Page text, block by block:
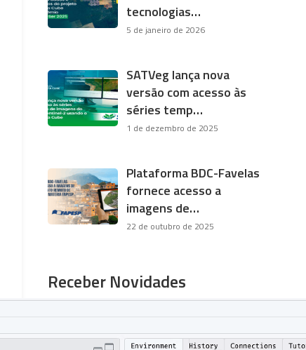
tecnologias…
5 de janeiro de 2026
SATVeg lança nova
versão com acesso às
séries temp…
1 de dezembro de 2025
Plataforma BDC-Favelas
fornece acesso a
imagens de…
22 de outubro de 2025
Receber Novidades